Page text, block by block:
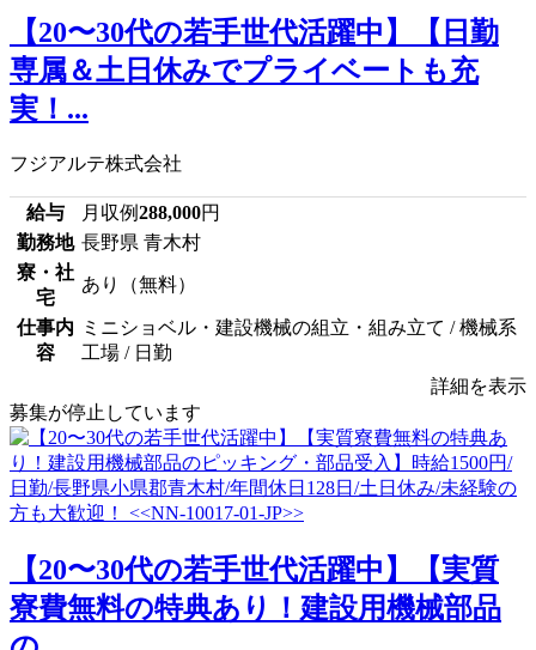
【20〜30代の若手世代活躍中】【日勤
専属＆土日休みでプライベートも充
実！...
フジアルテ株式会社
給与 月収例288,000円
勤務地 長野県 青木村
寮・社
宅
あり（無料）
仕事内
容
ミニショベル・建設機械の組立・組み立て / 機械系
工場 / 日勤
詳細を表示
募集が停止しています
【20〜30代の若手世代活躍中】【実質
寮費無料の特典あり！建設用機械部品